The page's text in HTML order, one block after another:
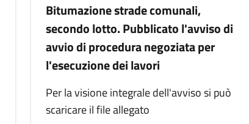
Bitumazione strade comunali,
secondo lotto. Pubblicato l'avviso di
avvio di procedura negoziata per
l'esecuzione dei lavori
Per la visione integrale dell'avviso si può
scaricare il file allegato